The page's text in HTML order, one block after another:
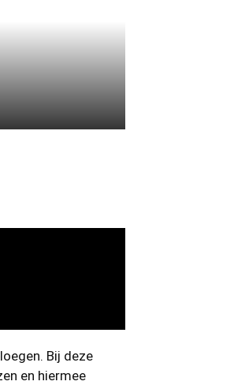
Bij deze
en hiermee